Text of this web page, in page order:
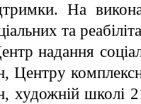
На
та
надання
Центру
художній школі